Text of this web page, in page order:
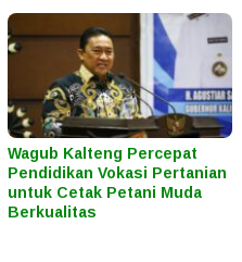
Wagub Kalteng Percepat
Pendidikan Vokasi Pertanian
untuk Cetak Petani Muda
Berkualitas